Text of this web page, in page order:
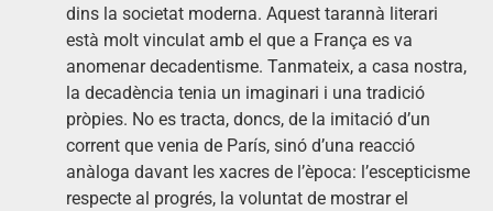
dins la societat moderna. Aquest tarannà literari
està molt vinculat amb el que a França es va
anomenar decadentisme. Tanmateix, a casa nostra,
la decadència tenia un imaginari i una tradició
pròpies. No es tracta, doncs, de la imitació d’un
corrent que venia de París, sinó d’una reacció
anàloga davant les xacres de l’època: l’escepticisme
respecte al progrés, la voluntat de mostrar el